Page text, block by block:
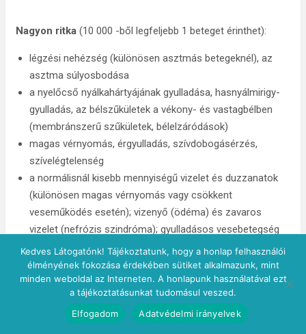
Nagyon ritka (10 000 -ből legfeljebb 1 beteget érinthet):
légzési nehézség (különösen asztmás betegeknél), az
asztma súlyosbodása
a nyelőcső nyálkahártyájának gyulladása, hasnyálmirigy-
gyulladás, az bélszűkületek a vékony- és vastagbélben
(membránszerű szűkületek, bélelzáródások)
magas vérnyomás, érgyulladás, szívdobogásérzés,
szívelégtelenség
a normálisnál kisebb mennyiségű vizelet és duzzanatok
(különösen magas vérnyomás vagy csökkent
veseműködés esetén); vizenyő (ödéma) és zavaros
vizelet (nefrózis szindróma); gyulladásos vesebetegség
(intersticiális nefritisz), amely akut veseelégtelenséghez
vezethet. Ha a felsorolt tünetek közül bármelyik
jelentkezne Önnél vagy ha általános rossz közérzete
alakulna ki, hagyja abba az Algoflex Neo szedését, és
haladéktalanul keresse fel kezelőorvosát, mivel ezek a
Kedves Látogatónk! Tájékoztatunk, hogy a honlap felhasználói
élményének fokozása érdekében sütiket alkalmazunk, mint
minden weboldal az Interneten. A honlapunk használatával ezt
a tájékoztatásunkat tudomásul veszed.
Elfogadom
Adatvédelmi irányelvek